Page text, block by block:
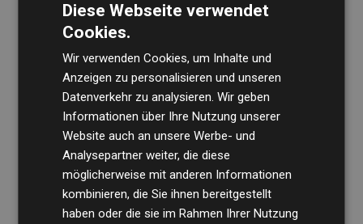
Die Wirtschaftsprüfungsgesellschaft BDOüberprüft
regelmäßig unsere Berechnungen und Methodik, um
Transparenz und Verlässlichkeit sicherzustellen.
Ihre Prüfungen belegen, dass unsere Investitionen in
Klimaschutzprojekte im Durchschnitt200 % der
Diese Webseite verwendet
Cookies.
Wir verwenden Cookies, um Inhalte und
Anzeigen zu personalisieren und unseren
Datenverkehr zu analysieren. Wir geben
Informationen über Ihre Nutzung unserer
Website auch an unsere Werbe- und
Analysepartner weiter, die diese
möglicherweise mit anderen Informationen
kombinieren, die Sie ihnen bereitgestellt
haben oder die sie im Rahmen Ihrer Nutzung